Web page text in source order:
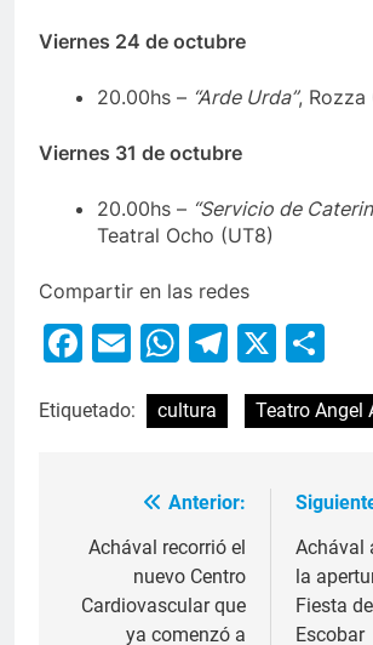
Viernes 24 de octubre
20.00hs – “Arde Urda”, Rozza
Viernes 31 de octubre
20.00hs – “Servicio de
Teatral Ocho (UT8)
Compartir en las redes
Facebook
EmailWhatsApp
X
Etiquetado: cultura Teatro Angel
Anterior:
Achával recorrió el
nuevo Centro
Cardiovascular que
ya comenzó a
Achával
la
Fiesta
Escobar